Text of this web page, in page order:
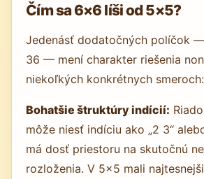
Čím sa 6×6 líši od 5×5?
Jedenásť dodatočných políčok
36 — mení charakter riešenia
niekoľkých konkrétnych smeroch:
Bohatšie štruktúry indícií:
môže niesť indíciu ako „2 3“
má dosť priestoru na skutočnú
rozloženia. V 5×5 mali